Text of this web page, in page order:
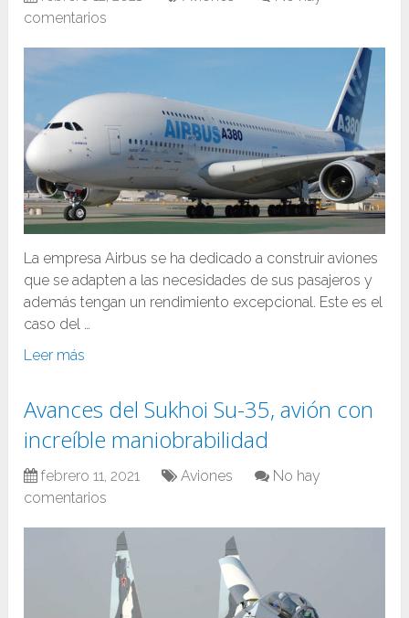
comentarios
La empresa Airbus se ha dedicado a construir aviones
que se adapten a las necesidades de sus pasajeros y
además tengan un rendimiento excepcional. Este es el
caso del …
Leer más
Avances del Sukhoi Su-35, avión con
increíble maniobrabilidad
febrero 11, 2021 Aviones
No hay
comentarios